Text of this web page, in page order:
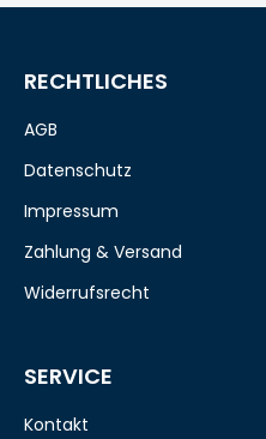
RECHTLICHES
AGB
Datenschutz
Impressum
Zahlung & Versand
Widerrufsrecht
SERVICE
Kontakt